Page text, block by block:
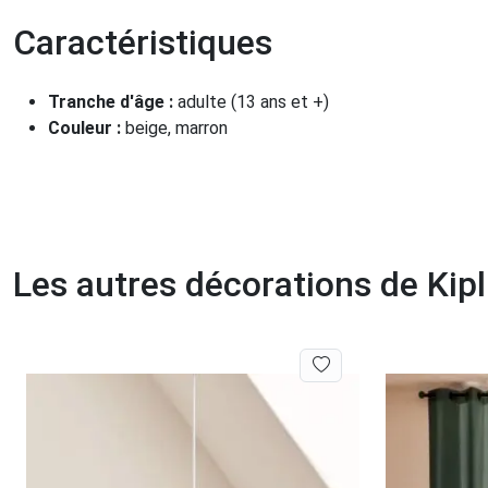
Caractéristiques
Tranche d'âge : adulte (13 ans et +)
Couleur : beige, marron
Les autres décorations de